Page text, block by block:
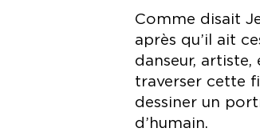
Comme disait
après qu’il ait
danseur,
traverser cette
dessiner un
d’humain.